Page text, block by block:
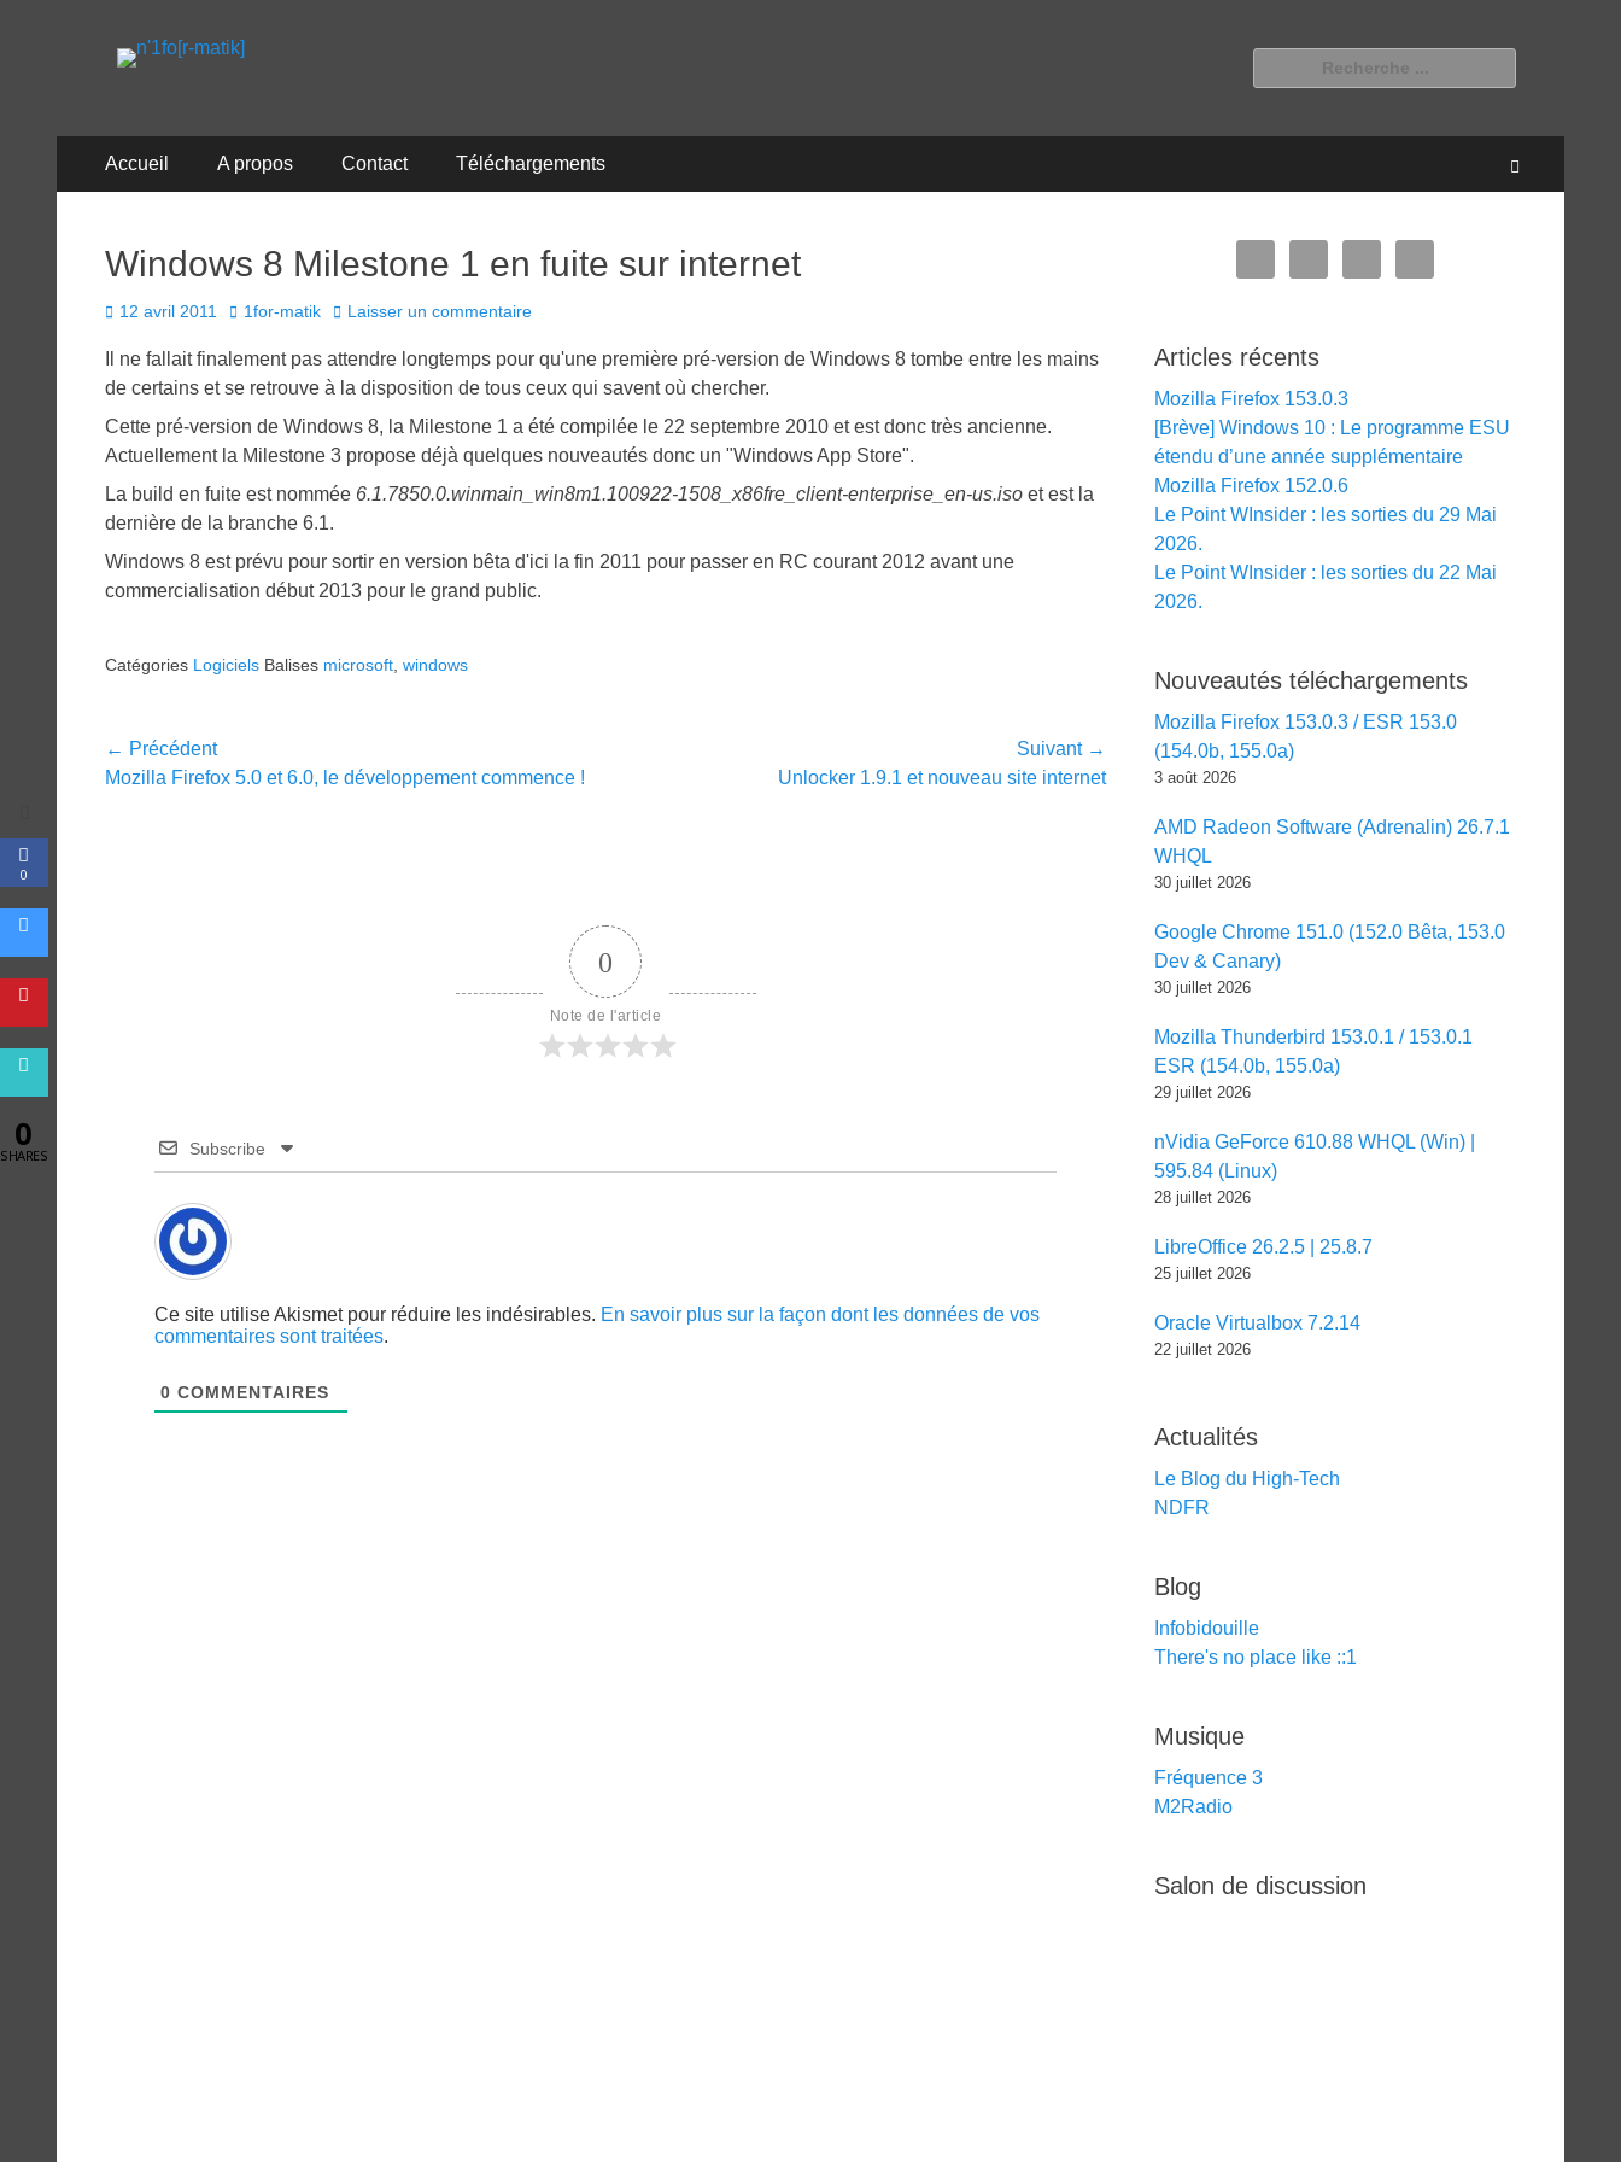
n'1fo[r-matik]
Pour les nymphos d'infos en info…
Menu
principal
Accueil A propos Contact Téléchargements
Windows 8 Milestone 1 en fuite sur internet
Posted
12 avril 2011 Author
1for-matik Laisser un commentaire
Il ne fallait finalement pas attendre longtemps pour qu'une première pré-version de Windows 8 tombe entre les mains
de certains et se retrouve à la disposition de tous ceux qui savent où chercher.
Cette pré-version de Windows 8, la Milestone 1 a été compilée le 22 septembre 2010 et est donc très ancienne.
Actuellement la Milestone 3 propose déjà quelques nouveautés donc un "Windows App Store".
La build en fuite est nommée 6.1.7850.0.winmain_win8m1.100922-1508_x86fre_client-enterprise_en-us.iso et est la
dernière de la branche 6.1.
Windows 8 est prévu pour sortir en version bêta d'ici la fin 2011 pour passer en RC courant 2012 avant une
commercialisation début 2013 pour le grand public.
Catégories Logiciels Balises microsoft windows
Navigation
← Précédent
Article
Mozilla Firefox 5.0 et 6.0, le développement commence !
Suivant →
Unlocker 1.9.1 et nouveau site internet
0
Note de l'article
Subscribe
Ce site utilise Akismet pour réduire les indésirables. En savoir plus sur la façon dont les données de vos
commentaires sont traitées.
0 COMMENTAIRES
Articles récents
Mozilla Firefox 153.0.3
[Brève] Windows 10 : Le programme ESU
étendu d’une année supplémentaire
Mozilla Firefox 152.0.6
Le Point WInsider : les sorties du 29 Mai
2026.
Le Point WInsider : les sorties du 22 Mai
2026.
Nouveautés téléchargements
Mozilla Firefox 153.0.3 / ESR 153.0
(154.0b, 155.0a)
3 août 2026
AMD Radeon Software (Adrenalin) 26.7.1
WHQL
30 juillet 2026
Google Chrome 151.0 (152.0 Bêta, 153.0
Dev & Canary)
30 juillet 2026
Mozilla Thunderbird 153.0.1 / 153.0.1
ESR (154.0b, 155.0a)
29 juillet 2026
nVidia GeForce 610.88 WHQL (Win) |
595.84 (Linux)
28 juillet 2026
LibreOffice 26.2.5 | 25.8.7
25 juillet 2026
Oracle Virtualbox 7.2.14
22 juillet 2026
Actualités
Le Blog du High-Tech
NDFR
Blog
Infobidouille
There's no place like ::1
Musique
Fréquence 3
M2Radio
Salon de discussion
0
0
SHARES